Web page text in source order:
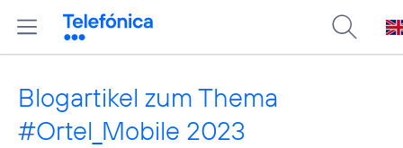
Blogartikel zum Thema
#Ortel_Mobile 2023